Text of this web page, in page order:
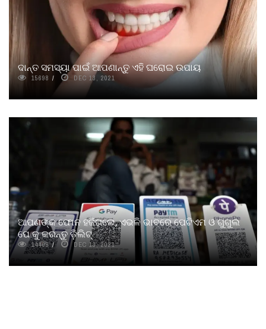
ଦାନ୍ତ ସମସ୍ୟା ପାଇଁ ଆପଣାନ୍ତୁ ଏହି ଘରୋଇ ଉପାୟ
15698 DEC 13, 2021
ଆପଣଙ୍କ ଫୋନ ହଜିଗଲେ, ଏଭଳି ଭାବରେ ପେଟିଏମ ଓ ଗୁଗୁଲ
ପେ କୁ କରନ୍ତୁ ଡ଼ିଲିଟ୍
14408 DEC 13, 2021